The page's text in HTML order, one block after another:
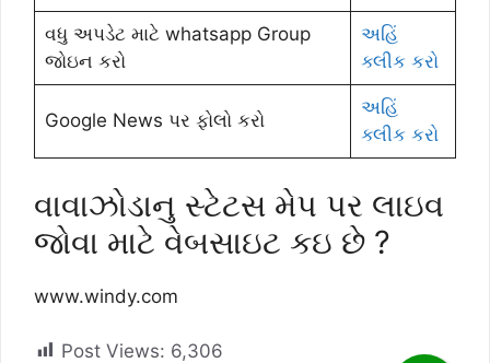
વધુ અપડેટ માટે whatsapp Group
જોઇન કરો
અહિં
ક્લીક કરો
Google News પર ફોલો કરો
અહિં
ક્લીક કરો
વાવાઝોડાનુ સ્ટેટસ મેપ પર લાઇવ
જોવા માટે વેબસાઇટ કઇ છે ?
www.windy.com
Post Views: 6,306